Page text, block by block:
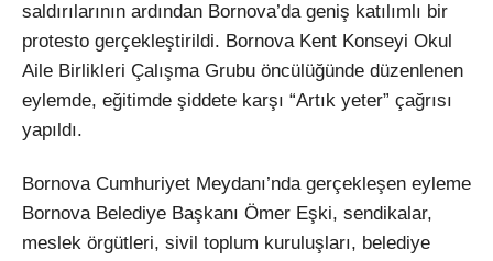
saldırılarının ardından Bornova’da geniş katılımlı bir
protesto gerçekleştirildi. Bornova Kent Konseyi Okul
Aile Birlikleri Çalışma Grubu öncülüğünde düzenlenen
eylemde, eğitimde şiddete karşı “Artık yeter” çağrısı
yapıldı.
Bornova Cumhuriyet Meydanı’nda gerçekleşen eyleme
Bornova Belediye Başkanı Ömer Eşki, sendikalar,
meslek örgütleri, sivil toplum kuruluşları, belediye